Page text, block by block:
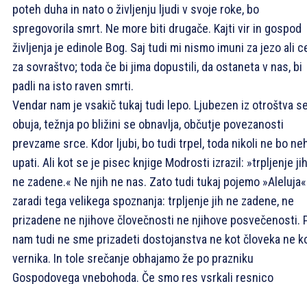
poteh duha in nato o življenju ljudi v svoje roke, bo
spregovorila smrt. Ne more biti drugače. Kajti vir in gospod
življenja je edinole Bog. Saj tudi mi nismo imuni za jezo ali
za sovraštvo; toda če bi jima dopustili, da ostaneta v nas, bi
padli na isto raven smrti.
Vendar nam je vsakič tukaj tudi lepo. Ljubezen iz otroštva
obuja, težnja po bližini se obnavlja, občutje povezanosti
prevzame srce. Kdor ljubi, bo tudi trpel, toda nikoli ne bo
upati. Ali kot se je pisec knjige Modrosti izrazil: »trpljenje jih
ne zadene.« Ne njih ne nas. Zato tudi tukaj pojemo »Aleluja«
zaradi tega velikega spoznanja: trpljenje jih ne zadene, ne
prizadene ne njihove človečnosti ne njihove posvečenosti.
nam tudi ne sme prizadeti dostojanstva ne kot človeka ne
vernika. In tole srečanje obhajamo že po prazniku
Gospodovega vnebohoda. Če smo res vsrkali resnico